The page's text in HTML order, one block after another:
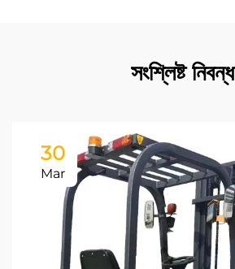
সংশ্লিষ্ট নিবন্ধ
30
Mar